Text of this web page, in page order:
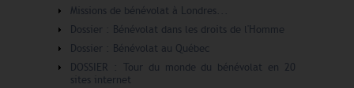
Missions de bénévolat à Londres...
Dossier : Bénévolat dans les droits de l'Homme
Dossier : Bénévolat au Québec
DOSSIER : Tour du monde du bénévolat en 20
sites internet